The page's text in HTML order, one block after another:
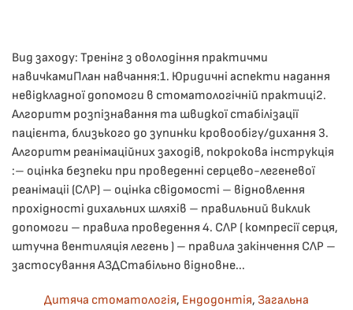
Вид заходу: Тренінг з оволодіння практичми
навичкамиПлан навчання:1. ​Юридичні аспекти надання
невідкладної допомоги в стоматологічній практиці2. ​
Алгоритм розпізнавання та швидкої стабілізації
пацієнта, близького до зупинки кровообігу/дихання 3.
Алгоритм реанімаційних заходів, покрокова інструкція
:– оцінка безпеки при проведенні серцево-легеневої
реанімаціі (СЛР) – оцінка свідомості – відновлення
прохідності дихальних шляхів – правильний виклик
допомоги – правила проведення 4. СЛР ( компресії серця,
штучна вентиляція легень ) – правила закінчення СЛР –
застосування АЗДСтабільно відновне...
Дитяча стоматологія, Ендодонтія, Загальна